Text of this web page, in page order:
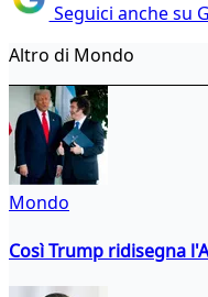
Seguici anche su
Altro di Mondo
Mondo
Così Trump ridisegna